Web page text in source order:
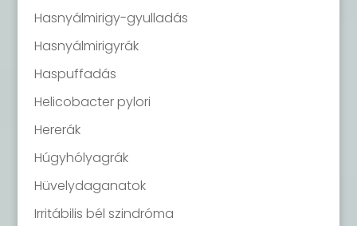
Hasnyálmirigy-gyulladás
Hasnyálmirigyrák
Haspuffadás
Helicobacter pylori
Hererák
Húgyhólyagrák
Hüvelydaganatok
Irritábilis bél szindróma